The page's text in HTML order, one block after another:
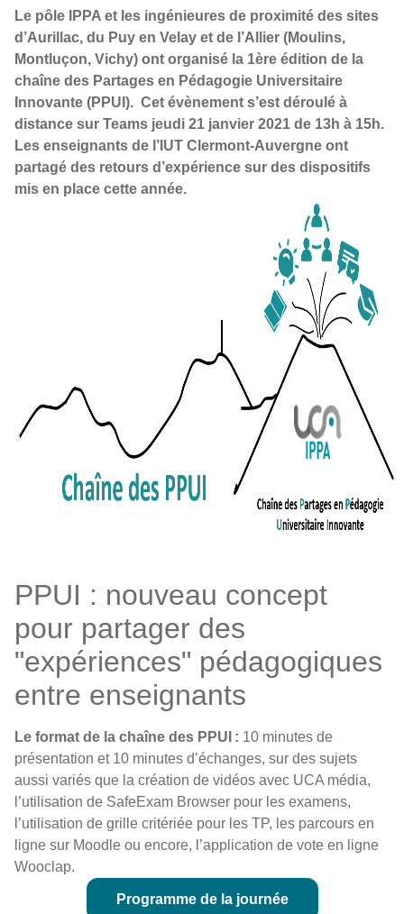
Le pôle IPPA et les ingénieures de proximité des sites
d’Aurillac, du Puy en Velay et de l’Allier (Moulins,
Montluçon, Vichy) ont organisé la 1ère édition de la
chaîne des Partages en Pédagogie Universitaire
Innovante (PPUI). Cet évènement s’est déroulé à
distance sur Teams jeudi 21 janvier 2021 de 13h à 15h.
Les enseignants de l’IUT Clermont-Auvergne ont
partagé des retours d’expérience sur des dispositifs
mis en place cette année.
PPUI : nouveau concept
pour partager des
"expériences" pédagogiques
entre enseignants
Le format de la chaîne des PPUI : 10 minutes de
présentation et 10 minutes d’échanges, sur des sujets
aussi variés que la création de vidéos avec UCA média,
l’utilisation de SafeExam Browser pour les examens,
l’utilisation de grille critériée pour les TP, les parcours en
ligne sur Moodle ou encore, l’application de vote en ligne
Wooclap.
Programme de la journée